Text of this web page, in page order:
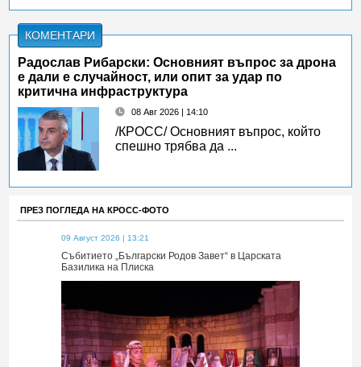
КОМЕНТАРИ
Радослав Рибарски: Основният въпрос за дрона
е дали е случайност, или опит за удар по
критична инфраструктура
08 Авг 2026 | 14:10
/КРОСС/ Основният въпрос, който
спешно трябва да ...
ПРЕЗ ПОГЛЕДА НА КРОСС-ФОТО
09 Август 2026 | 13:21
Събитието „Български Родов Завет“ в Царската
Базилика на Плиска